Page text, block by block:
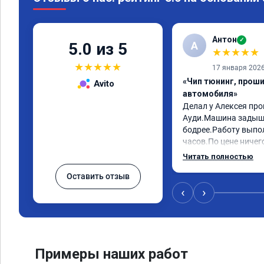
5.0 из 5
★★★★★
Avito
Оставить отзыв
А Антон ✓
★★★★★
17 января 2026
«Чип тюнинг,
автомобиля»
Делал у Алексея
Ауди.Машина
бодрее.Работу
часов.По цене
как договаривались
знаю,куда ехать в
авто.Однозначно
Читать полностью
‹ ›
Примеры наших работ